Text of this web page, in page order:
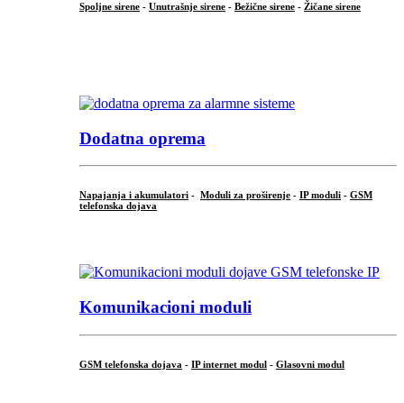
Spoljne sirene - Unutrašnje sirene - Bežične sirene - Žičane sirene
Dodatna oprema
Napajanja i akumulatori - Moduli za proširenje - IP moduli - GSM
telefonska dojava
Komunikacioni moduli
GSM telefonska dojava - IP internet modul - Glasovni modul